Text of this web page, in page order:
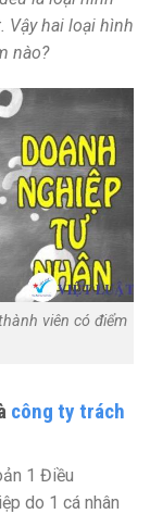
Vậy hai loại hình
nào?
viên có điểm
công ty trách
1 Điều
do 1 cá nhân